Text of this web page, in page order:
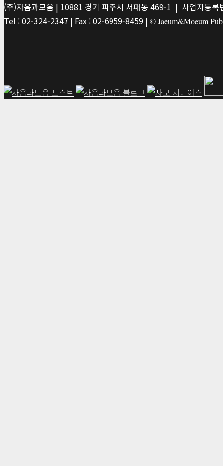
(주)자음과모음 | 10881 경기 파주시 서패동 469-1 | 사업자등
Tel : 02-324-2347 | Fax : 02-6959-8459 | © Jaeum&Moeum